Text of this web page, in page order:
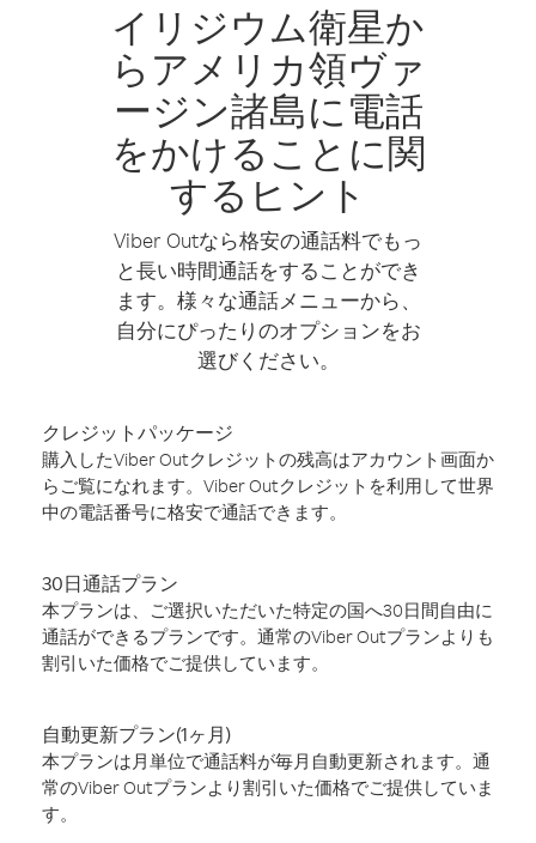
イリジウム衛星か
らアメリカ領ヴァ
ージン諸島に電話
をかけることに関
するヒント
Viber Outなら格安の通話料でもっ
と長い時間通話をすることができ
ます。様々な通話メニューから、
自分にぴったりのオプションをお
選びください。
クレジットパッケージ
購入したViber Outクレジットの残高はアカウント画面か
らご覧になれます。Viber Outクレジットを利用して世界
中の電話番号に格安で通話できます。
30日通話プラン
本プランは、ご選択いただいた特定の国へ30日間自由に
通話ができるプランです。通常のViber Outプランよりも
割引いた価格でご提供しています。
自動更新プラン(1ヶ月)
本プランは月単位で通話料が毎月自動更新されます。通
常のViber Outプランより割引いた価格でご提供していま
す。